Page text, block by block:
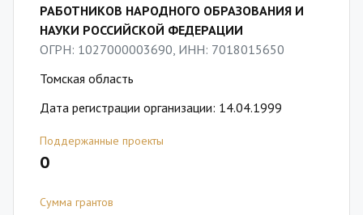
РАБОТНИКОВ НАРОДНОГО ОБРАЗОВАНИЯ И
НАУКИ РОССИЙСКОЙ ФЕДЕРАЦИИ
ОГРН: 1027000003690, ИНН: 7018015650
Томская область
Дата регистрации организации: 14.04.1999
Поддержанные проекты
0
Сумма грантов